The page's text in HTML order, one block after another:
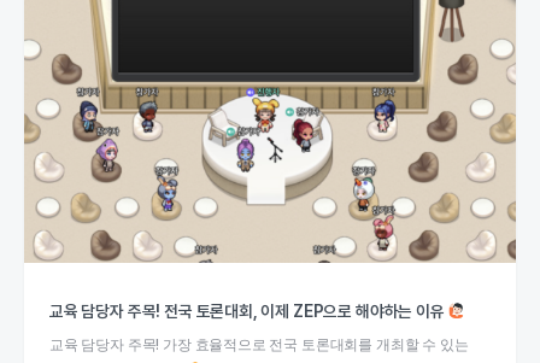
교육 담당자 주목! 전국 토론대회, 이제 ZEP으로 해야하는 이유
교육 담당자 주목! 가장 효율적으로 전국 토론대회를 개최할 수 있는